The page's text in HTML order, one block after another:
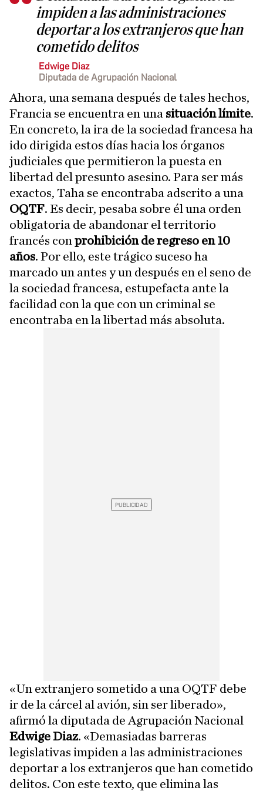
impiden a las administraciones
deportar a los extranjeros que han
cometido delitos
Edwige Diaz
Diputada de Agrupación Nacional
Ahora, una semana después de tales hechos,
Francia se encuentra en una situación límite.
En concreto, la ira de la sociedad francesa ha
ido dirigida estos días hacia los órganos
judiciales que permitieron la puesta en
libertad del presunto asesino. Para ser más
exactos, Taha se encontraba adscrito a una
OQTF. Es decir, pesaba sobre él una orden
obligatoria de abandonar el territorio
francés con prohibición de regreso en 10
años. Por ello, este trágico suceso ha
marcado un antes y un después en el seno de
la sociedad francesa, estupefacta ante la
facilidad con la que con un criminal se
encontraba en la libertad más absoluta.
«Un extranjero sometido a una OQTF debe
ir de la cárcel al avión, sin ser liberado»,
afirmó la diputada de Agrupación Nacional
Edwige Diaz. «Demasiadas barreras
legislativas impiden a las administraciones
deportar a los extranjeros que han cometido
delitos. Con este texto, que elimina las